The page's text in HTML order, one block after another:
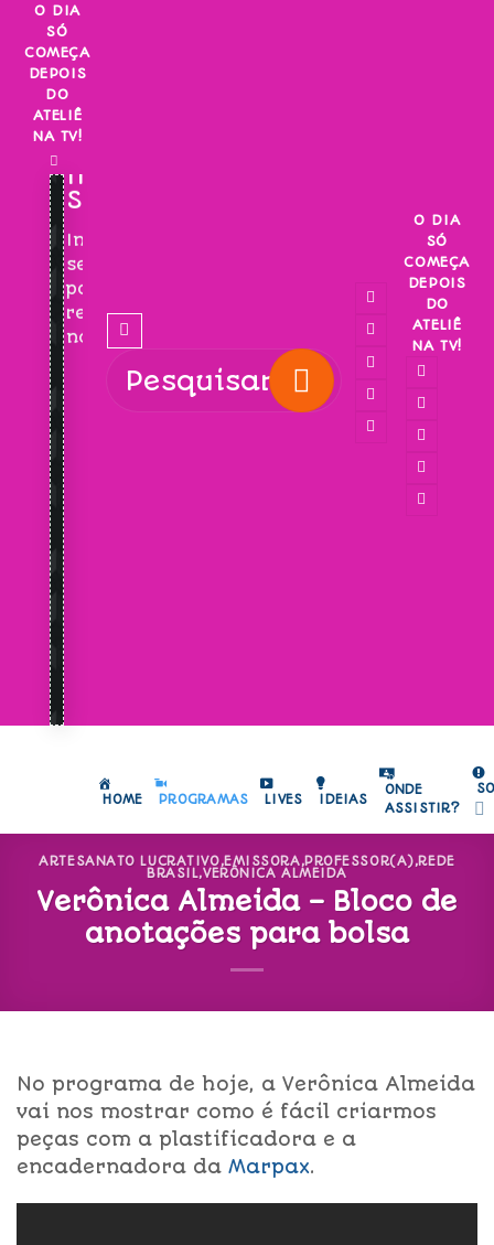
Skip
content
O DIA
SÓ
COMEÇA
DEPOIS
DO
ATELIÊ
NA TV!
INSCREVA-
SE!
Inscreva-
se
para
receber
novidades!
O DIA
SÓ
COMEÇA
DEPOIS
DO
ATELIÊ
NA TV!
HOME PROGRAMAS LIVES IDEIAS
ONDE
ASSISTIR?
ARTESANATO LUCRATIVO,EMISSORA,PROFESSOR(A),REDE
BRASIL,VERÔNICA ALMEIDA
Verônica Almeida – Bloco de
anotações para bolsa
No programa de hoje, a Verônica Almeida
vai nos mostrar como é fácil criarmos
peças com a plastificadora e a
encadernadora da Marpax.